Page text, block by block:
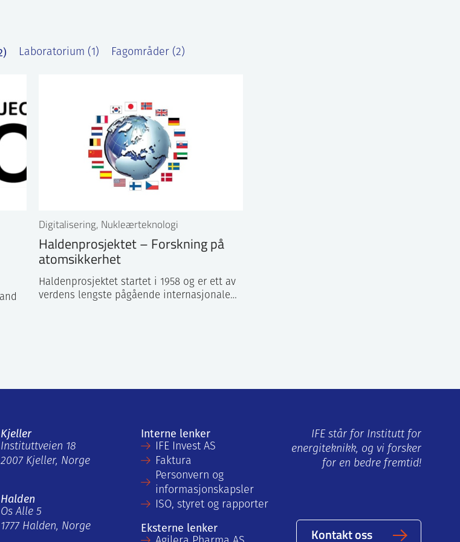
Laboratorium (1) Fagområder (2)
Digitalisering, Nukleærteknologi
Haldenprosjektet – Forskning på
atomsikkerhet
Haldenprosjektet startet i 1958 og er ett av
verdens lengste pågående internasjonale…
Kjeller
Instituttveien 18
2007 Kjeller, Norge
Halden
Os Alle 5
1777 Halden, Norge
Interne lenker
IFE Invest AS
Faktura
Personvern og
informasjonskapsler
ISO, styret og rapporter
Eksterne lenker
IFE står for Institutt for
energiteknikk, og vi forsker
for en bedre fremtid!
Kontakt oss